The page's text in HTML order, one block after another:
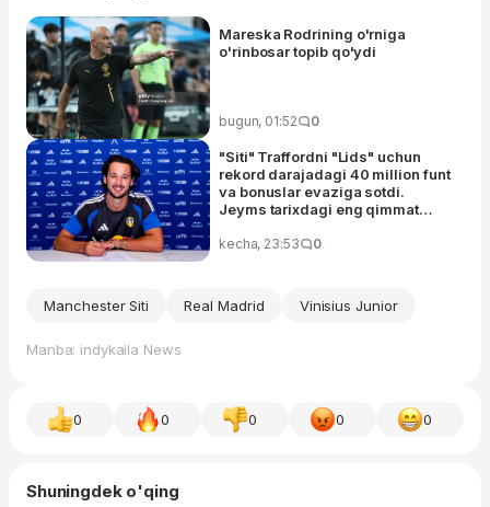
Mareska Rodrining o'rniga
o'rinbosar topib qo'ydi
bugun, 01:52 0
"Siti" Traffordni "Lids" uchun
rekord darajadagi 40 million funt
va bonuslar evaziga sotdi.
Jeyms tarixdagi eng qimmat
kecha, 23:53 0
Manchester Siti Real Madrid Vinisius Junior
Manba: indykaila News
0 0 0 0 0
Shuningdek o'qing